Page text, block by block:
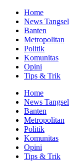
Home
News Tangsel
Banten
Metropolitan
Politik
Komunitas
Opini
Tips & Trik
Home
News Tangsel
Banten
Metropolitan
Politik
Komunitas
Opini
Tips & Trik